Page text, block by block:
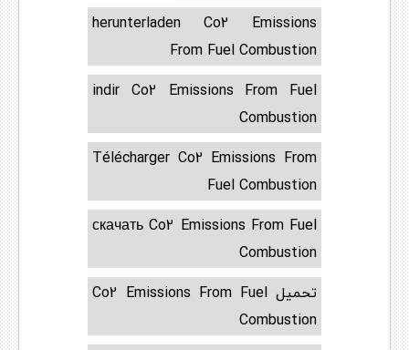
herunterladen Co2 Emissions
From Fuel Combustion
indir Co2 Emissions From Fuel
Combustion
Télécharger Co2 Emissions From
Fuel Combustion
скачать Co2 Emissions From Fuel
Combustion
تحميل Co2 Emissions From Fuel
Combustion